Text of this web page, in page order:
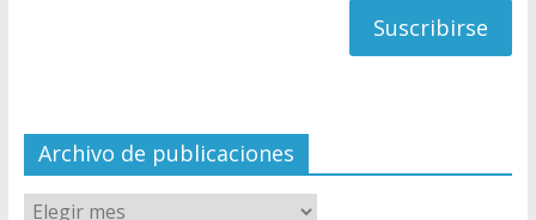
el
Archivo de publicaciones